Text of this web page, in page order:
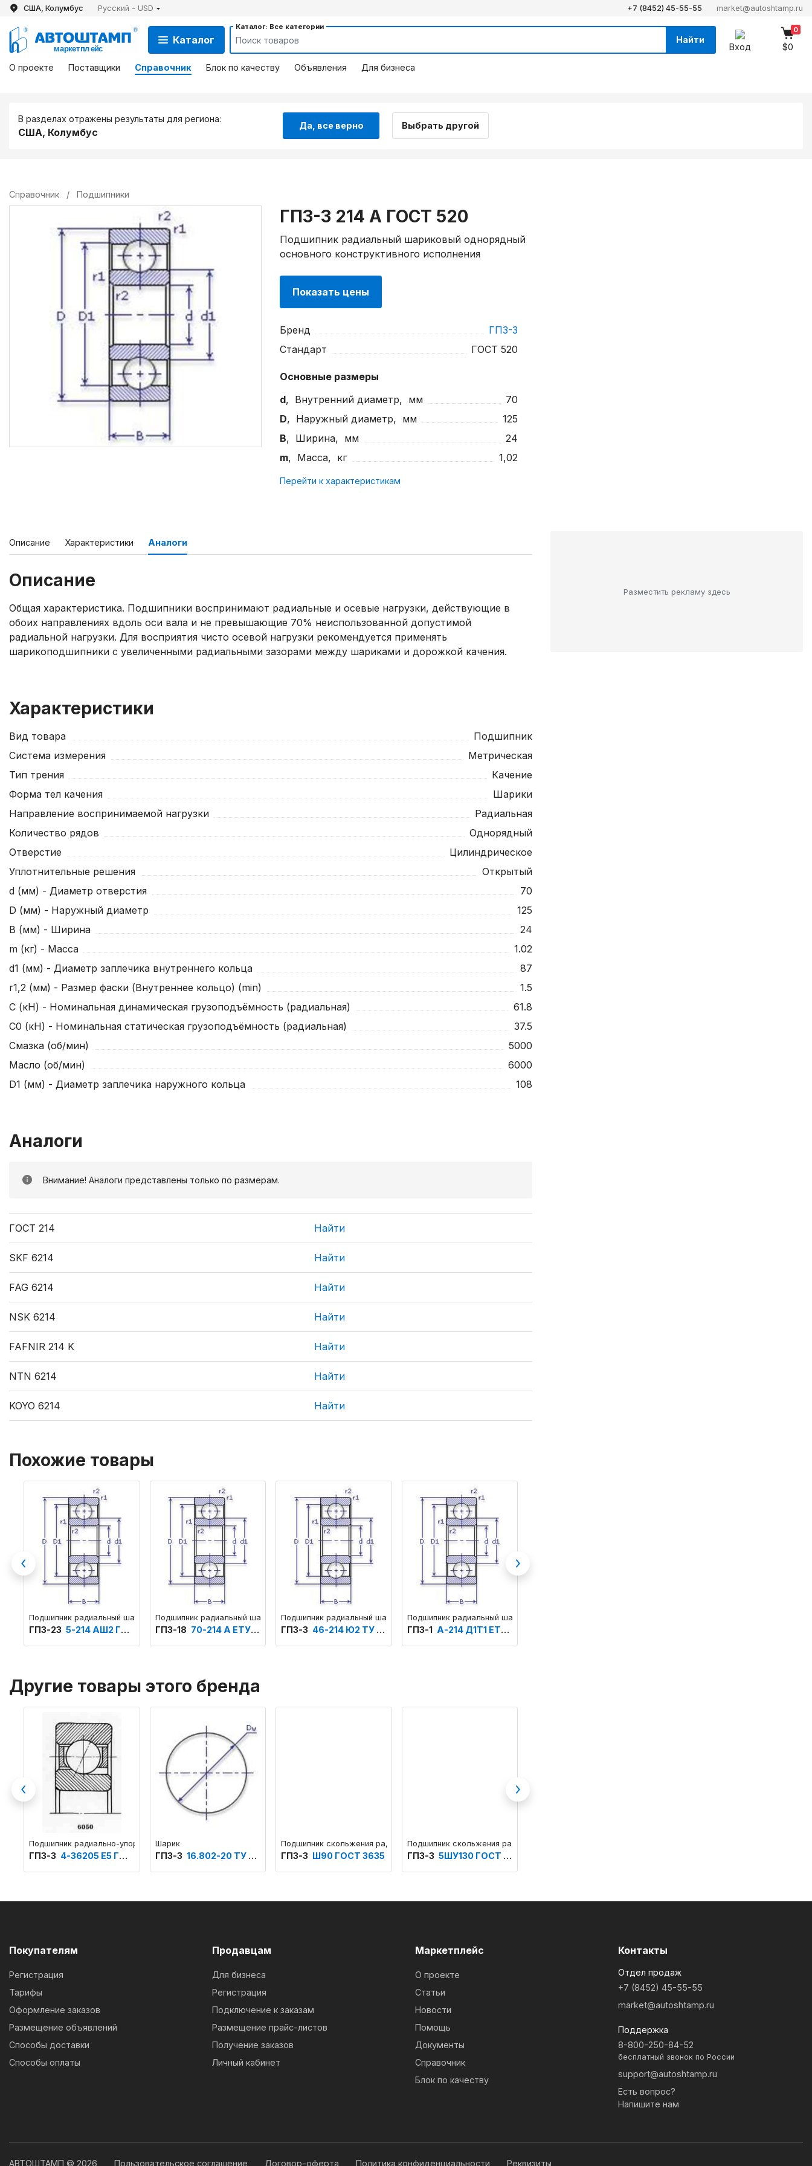
США, Колумбус Русский - USD +7 (8452) 45-55-55 market@autoshtamp.ru
Каталог
Каталог: Все категории
Найти
Вход
0
$0
О проекте
Поставщики Справочник Блок по качеству Объявления Для бизнеса
В разделах отражены результаты для региона:
США, Колумбус
Да, все верно Выбрать другой
Справочник / Подшипники
ГПЗ-3 214 А ГОСТ 520
Подшипник радиальный шариковый однорядный
основного конструктивного исполнения
Показать цены
Бренд
ГПЗ-3
Стандарт
ГОСТ 520
Основные размеры
d, Внутренний диаметр, мм
70
D, Наружный диаметр, мм
125
B, Ширина, мм
24
m, Масса, кг 1,02
Перейти к характеристикам
Описание Характеристики Аналоги
Описание
Общая характеристика. Подшипники воспринимают радиальные и осевые нагрузки, действующие в
обоих направлениях вдоль оси вала и не превышающие 70% неиспользованной допустимой
радиальной нагрузки. Для восприятия чисто осевой нагрузки рекомендуется применять
шарикоподшипники с увеличенными радиальными зазорами между шариками и дорожкой качения.
Характеристики
Вид товара
Подшипник
Система измерения
Метрическая
Тип трения
Качение
Форма тел качения
Шарики
Направление воспринимаемой нагрузки
Радиальная
Количество рядов
Однорядный
Отверстие
Цилиндрическое
Уплотнительные решения
Открытый
d (мм) - Диаметр отверстия
70
D (мм) - Наружный диаметр
125
B (мм) - Ширина
24
m (кг) - Масса
1.02
d1 (мм) - Диаметр заплечика внутреннего кольца
87
r1,2 (мм) - Размер фаски (Внутреннее кольцо) (min)
1.5
C (кН) - Номинальная динамическая грузоподъёмность (радиальная)
61.8
C0 (кН) - Номинальная статическая грузоподъёмность (радиальная)
37.5
Смазка (об/мин)
5000
Масло (об/мин)
6000
D1 (мм) - Диаметр заплечика наружного кольца
108
Аналоги
Внимание! Аналоги представлены только по размерам.
ГОСТ 214 Найти
SKF 6214 Найти
FAG 6214 Найти
NSK 6214 Найти
FAFNIR 214 K Найти
NTN 6214 Найти
KOYO 6214 Найти
Похожие товары
Подшипник радиальный шариковый однорядный
ГПЗ-23 5-214 АШ2 ГОСТ 520
Подшипник радиальный шариковый однорядный
ГПЗ-18 70-214 А ЕТУ ВНИПП.500
Подшипник радиальный шариковый однорядный основного конструктивного исполнения
ГПЗ-3 46-214 Ю2 ТУ 3706
Подшипник радиальный шариковый однорядный основного конструктивного исполнения
ГПЗ-1 А-214 Д1Т1 ЕТУ ВНИПП.100/1
Previous Next
Другие товары этого бренда
Подшипник радиально-упорный шариковый однорядный основного конструктивного исполнения
ГПЗ-3 4-36205 Е5 ГОСТ 520
Шарик
ГПЗ-3 16.802-20 ТУ 37.006.125
Подшипник скольжения радиальный с поверхностью скольжения сталь/сталь для подвижных соединений без отверстий и канавок
ГПЗ-3 Ш90 ГОСТ 3635
Подшипник скольжения радиальный с поверхностью скольжения сталь/сталь для подвижных
ГПЗ-3 5ШУ130 ГОСТ 3635
Previous Next
Разместить рекламу здесь
Покупателям
Регистрация
Тарифы
Оформление заказов
Размещение объявлений
Способы доставки
Способы оплаты
Продавцам
Для бизнеса
Регистрация
Подключение к заказам
Размещение прайс-листов
Получение заказов
Личный кабинет
Маркетплейс
О проекте
Статьи
Новости
Помощь
Документы
Справочник
Блок по качеству
Контакты
Отдел продаж
+7 (8452) 45-55-55
market@autoshtamp.ru
Поддержка
8-800-250-84-52
бесплатный звонок по России
support@autoshtamp.ru
Есть вопрос?
Напишите нам
АВТОШТАМП © 2026 Пользовательское соглашение Договор-оферта Политика конфиденциальности Реквизиты